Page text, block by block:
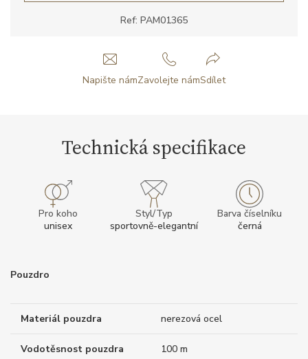
Ref: PAM01365
Napište námZavolejte námSdílet
Technická specifikace
Pro koho
unisex
Styl/Typ
sportovně-elegantní
Barva číselníku
černá
Pouzdro
Materiál pouzdra nerezová ocel
Vodotěsnost pouzdra 100 m